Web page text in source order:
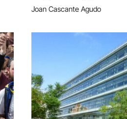
Joan Cascante Agudo